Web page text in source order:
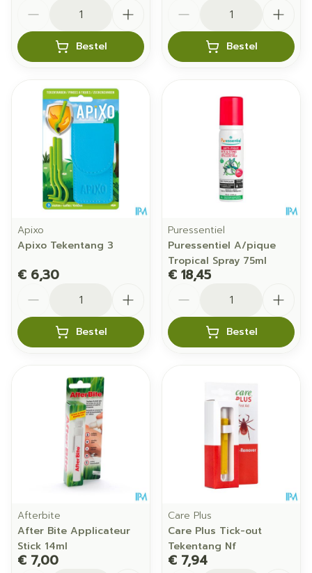
Bestel Bestel
Apixo
Apixo Tekentang 3
€ 6,30
Bestel
Puressentiel
Puressentiel A/pique
Tropical Spray 75ml
€ 18,45
Bestel
Afterbite
After Bite Applicateur
Stick 14ml
€ 7,00
Care Plus
Care Plus Tick-out
Tekentang Nf
€ 7,94